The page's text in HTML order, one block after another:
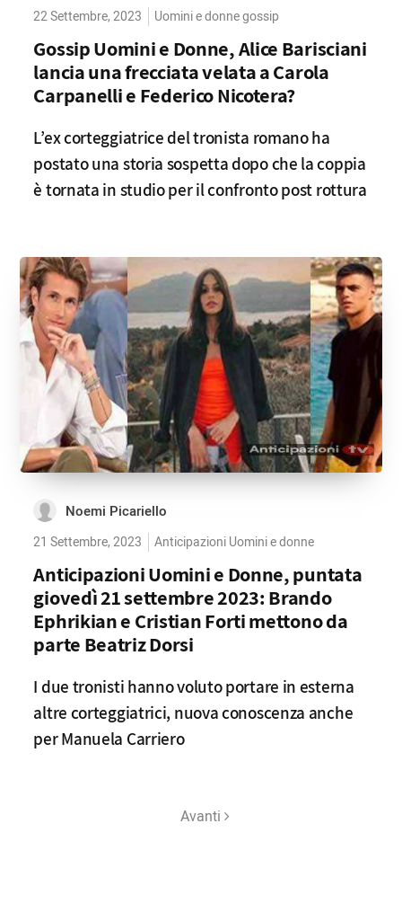
22 Settembre, 2023 Uomini e donne gossip
Gossip Uomini e Donne, Alice Barisciani
lancia una frecciata velata a Carola
Carpanelli e Federico Nicotera?
L’ex corteggiatrice del tronista romano ha
postato una storia sospetta dopo che la coppia
è tornata in studio per il confronto post rottura
Noemi Picariello
21 Settembre, 2023 Anticipazioni Uomini e donne
Anticipazioni Uomini e Donne, puntata
giovedì 21 settembre 2023: Brando
Ephrikian e Cristian Forti mettono da
parte Beatriz Dorsi
I due tronisti hanno voluto portare in esterna
altre corteggiatrici, nuova conoscenza anche
per Manuela Carriero
Avanti